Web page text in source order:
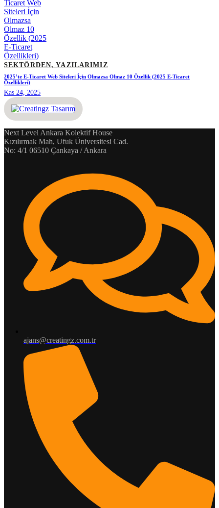
SEKTÖRDEN,YAZILARIMIZ
2025’te E-Ticaret Web Siteleri İçin Olmazsa Olmaz 10 Özellik (2025 E-Ticaret
Özellikleri)
Kas 24, 2025
Next Level Ankara Kolektif House
Kızılırmak Mah, Ufuk Üniversitesi Cad.
No: 4/1 06510 Çankaya / Ankara
ajans@creatingz.com.tr